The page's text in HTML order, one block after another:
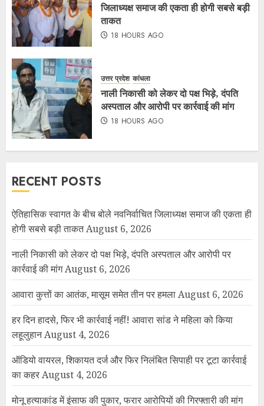
जिलाध्यक्ष समाज की एकता ही होगी सबसे बड़ी
ताकत
18 HOURS AGO
उत्तर प्रदेश कांधला
नाली निकासी को लेकर दो पक्ष भिड़े, दंपति
अस्पताल और आरोपी पर कार्रवाई की मांग
18 HOURS AGO
RECENT POSTS
ऐतिहासिक स्वागत के बीच बोले नवनिर्वाचित जिलाध्यक्ष समाज की एकता ही
होगी सबसे बड़ी ताकतAugust 6, 2026
नाली निकासी को लेकर दो पक्ष भिड़े, दंपति अस्पताल और आरोपी पर
कार्रवाई की मांगAugust 6, 2026
आवारा कुत्तों का आतंक, मासूम समेत तीन पर हमलाAugust 6, 2026
हर दिन हादसे, फिर भी कार्रवाई नहीं! आवारा सांड ने महिला को किया
लहूलुहानAugust 4, 2026
ऑडियो वायरल, शिकायत दर्ज और फिर निलंबित सिपाही पर टूटा कार्रवाई
का कहरAugust 4, 2026
मोनू हत्याकांड में इंसाफ की पुकार, फरार आरोपियों की गिरफ्तारी की मांग